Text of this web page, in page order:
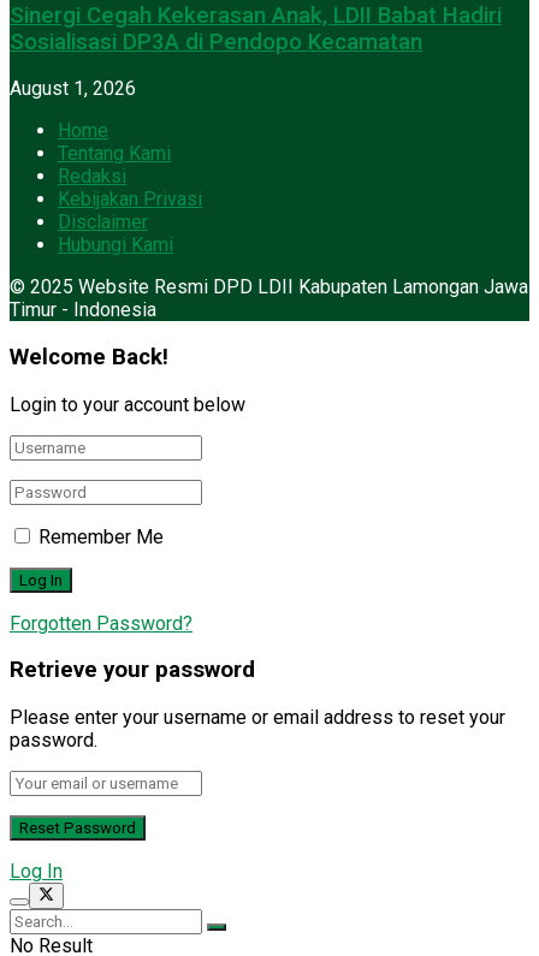
Sinergi Cegah Kekerasan Anak, LDII Babat Hadiri
Sosialisasi DP3A di Pendopo Kecamatan
August 1, 2026
Home
Tentang Kami
Redaksi
Kebijakan Privasi
Disclaimer
Hubungi Kami
© 2025 Website Resmi DPD LDII Kabupaten Lamongan Jawa
Timur - Indonesia
Welcome Back!
Login to your account below
Remember Me
Forgotten Password?
Retrieve your password
Please enter your username or email address to reset your
password.
Log In
No Result